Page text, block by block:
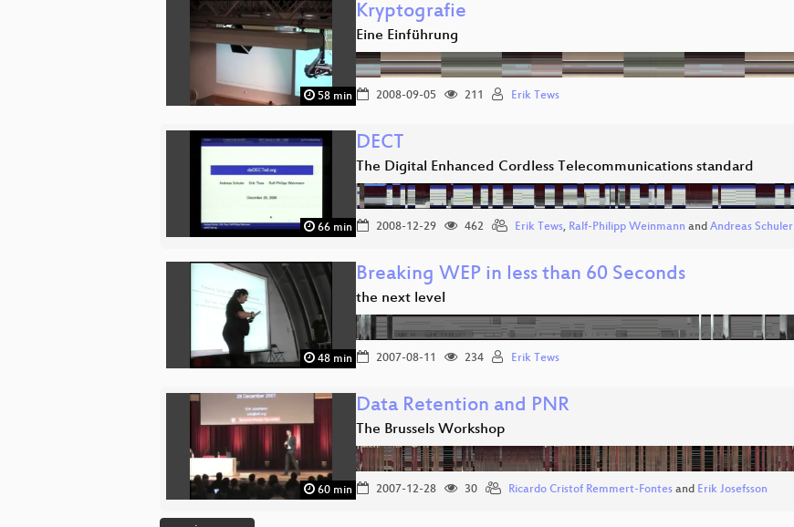
58 min
Kryptografie
Eine Einführung
2008-09-05 211 Erik Tews
66 min
DECT
The Digital Enhanced Cordless Telecommunications standard
2008-12-29 462 Erik Tews, Ralf-Philipp Weinmann and Andreas Schuler
48 min
Breaking WEP in less than 60 Seconds
the next level
2007-08-11 234 Erik Tews
60 min
Data Retention and PNR
The Brussels Workshop
2007-12-28 30 Ricardo Cristof Remmert-Fontes and Erik Josefsson